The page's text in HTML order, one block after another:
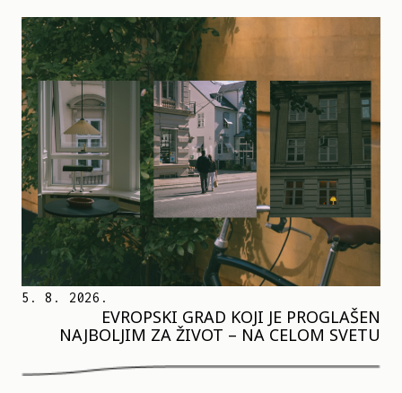
5. 8. 2026.
EVROPSKI GRAD KOJI JE PROGLAŠEN
NAJBOLJIM ZA ŽIVOT – NA CELOM SVETU